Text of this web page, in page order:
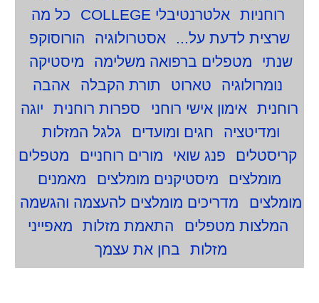
רוחניות
אלטרנטיבלי COLLEGE
כל מה
שרצית לדעת על...
אסטרולוגיה
הורוסוקפ
שנתי
מטפלים ברפואה משלימה
מיסטיקה
נומרולוגיה
טארוט תורת הקבלה
אהבה
רוחנית
אימון אישי רוחני ספרות רוחנית
יוגה
ומדיטציה
חגים ומועדים
גלגל המזלות
קריסטלים
פנג שואי מורים רוחניים
מטפלים
מומלצים
מיסטיקנים מומלצים
מאמנים
מומלצים
מדריכים מומלצים להעצמה והגשמה
המלצות מטפלים
התאמת מזלות
מאפייני
מזלות
בחן את עצמך